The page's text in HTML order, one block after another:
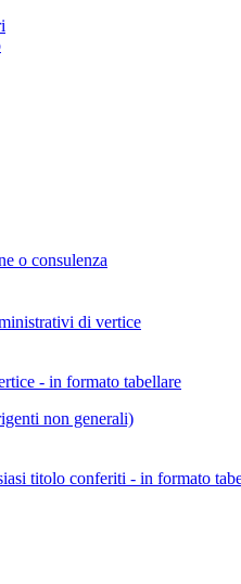
o consulenza
di vertice
- in formato tabellare
non generali)
titolo conferiti - in formato